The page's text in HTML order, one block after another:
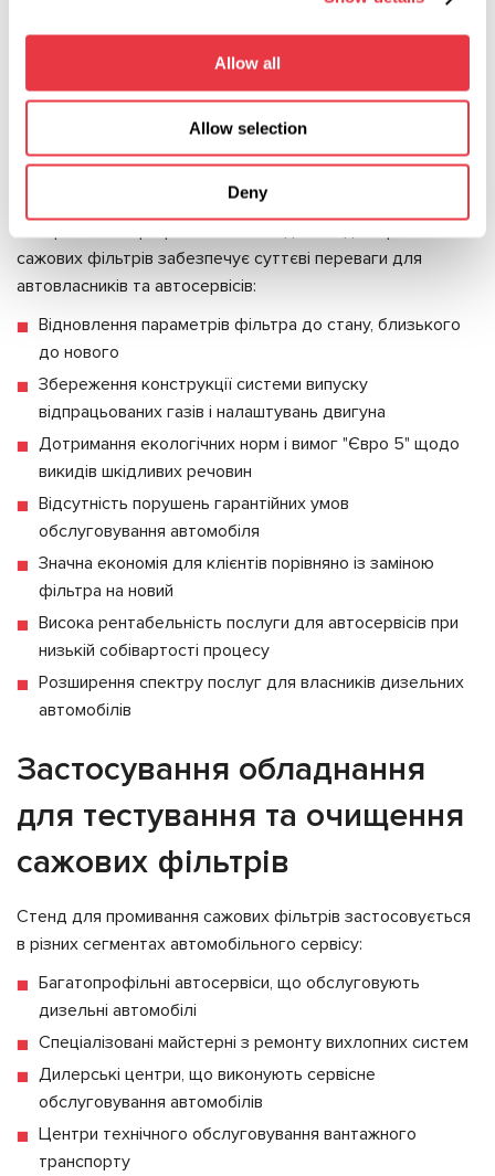
Allow all
Allow selection
Deny
Регулярні безкоштовні оновлення програмного
Ефективність промивання
сажових фільтрів
сажових фільтрів забезпечує суттєві переваги для
автовласників та автосервісів:
Відновлення параметрів фільтра до стану, близького
до нового
Збереження конструкції системи випуску
відпрацьованих газів і налаштувань двигуна
Дотримання екологічних норм і вимог "Євро 5" щодо
викидів шкідливих речовин
Відсутність порушень гарантійних умов
обслуговування автомобіля
Значна економія для клієнтів порівняно із заміною
фільтра на новий
Висока рентабельність послуги для автосервісів при
низькій собівартості процесу
Розширення спектру послуг для власників дизельних
автомобілів
Застосування обладнання
для тестування та очищення
сажових фільтрів
Стенд для промивання сажових фільтрів застосовується
в різних сегментах автомобільного сервісу:
Багатопрофільні автосервіси, що обслуговують
дизельні автомобілі
Спеціалізовані майстерні з ремонту вихлопних систем
Дилерські центри, що виконують сервісне
обслуговування автомобілів
Центри технічного обслуговування вантажного
транспорту